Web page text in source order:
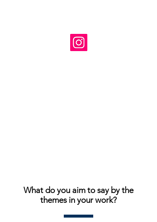
</s> </s> </s> </s> </s> </s> </s>
</s> </s> </s> </s> </s> </s> </s>
What do you aim to say by the
themes in your work?